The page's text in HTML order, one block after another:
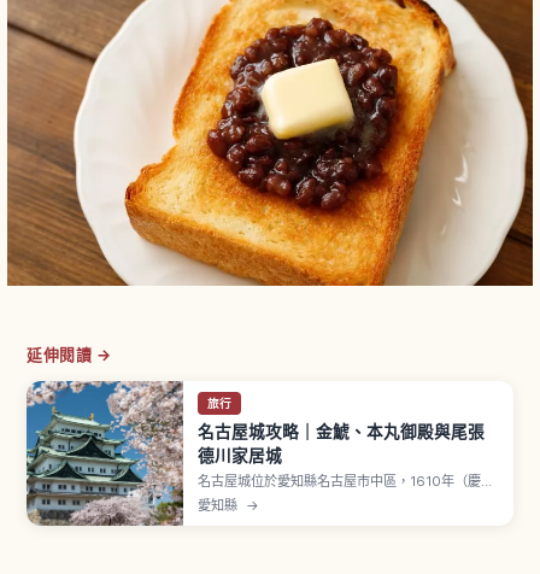
延伸閱讀 →
旅行
名古屋城攻略｜金鯱、本丸御殿與尾張
德川家居城
名古屋城位於愛知縣名古屋市中區，1610年（慶長
15年）在德川家康之命下開始築城，作為尾張德川
愛知縣 →